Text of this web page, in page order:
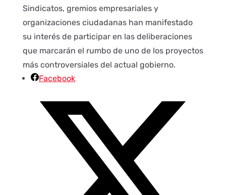
Sindicatos, gremios empresariales y
organizaciones ciudadanas han manifestado
su interés de participar en las deliberaciones
que marcarán el rumbo de uno de los proyectos
más controversiales del actual gobierno.
Facebook